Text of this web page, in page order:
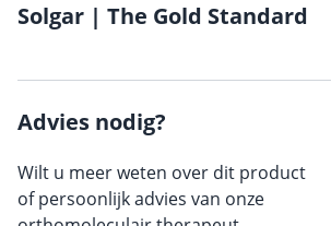
Solgar | The Gold Standard
Advies nodig?
Wilt u meer weten over dit product
of persoonlijk advies van onze